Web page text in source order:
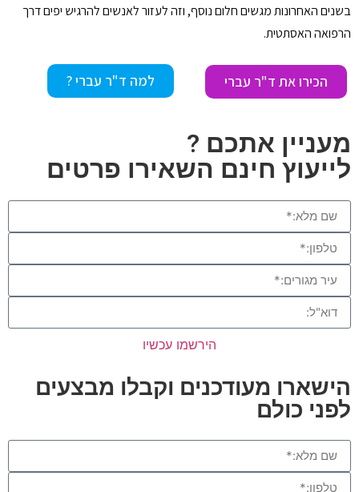
בשנים האחרונות מגשים חלום נוסף, וזה לעזור לאנשים להרגיש יפים דרך
הרפואה האסתטית.
הכירו את ד"ר עברי למה ד"ר עברי ?
מעניין אתכם ?
לייעוץ חינם השאירו פרטים
הירשמו עכשיו
הישארו מעודכנים וקבלו מבצעים
לפני כולם